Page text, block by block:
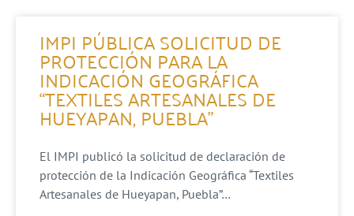
IMPI PÚBLICA SOLICITUD DE
PROTECCIÓN PARA LA
INDICACIÓN GEOGRÁFICA
“TEXTILES ARTESANALES DE
HUEYAPAN, PUEBLA”
El IMPI publicó la solicitud de declaración de
protección de la Indicación Geográfica “Textiles
Artesanales de Hueyapan, Puebla”…